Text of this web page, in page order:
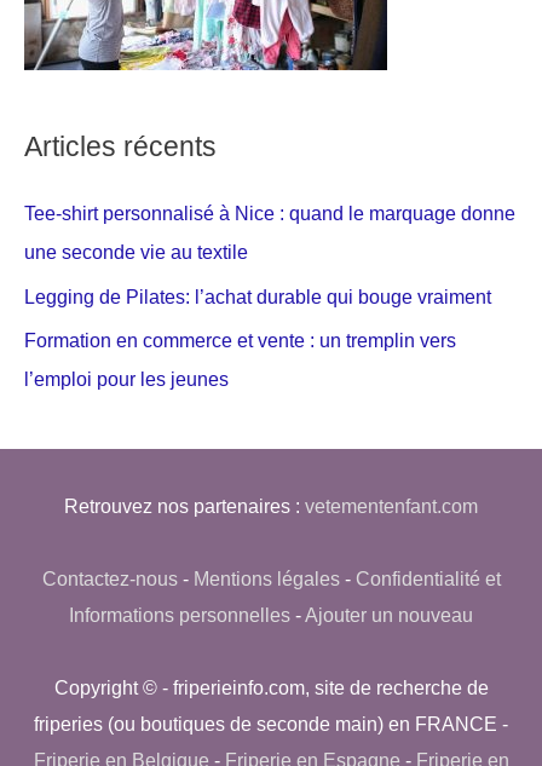
Articles récents
Tee-shirt personnalisé à Nice : quand le marquage donne
une seconde vie au textile
Legging de Pilates: l’achat durable qui bouge vraiment
Formation en commerce et vente : un tremplin vers
l’emploi pour les jeunes
Retrouvez nos partenaires : vetementenfant.com
Contactez-nous- Mentions légales- Confidentialité et
Informations personnelles -Ajouter un nouveau
Copyright © - friperieinfo.com, site de recherche de
friperies (ou boutiques de seconde main) en FRANCE -
Friperie en Belgique - Friperie en Espagne - Friperie en